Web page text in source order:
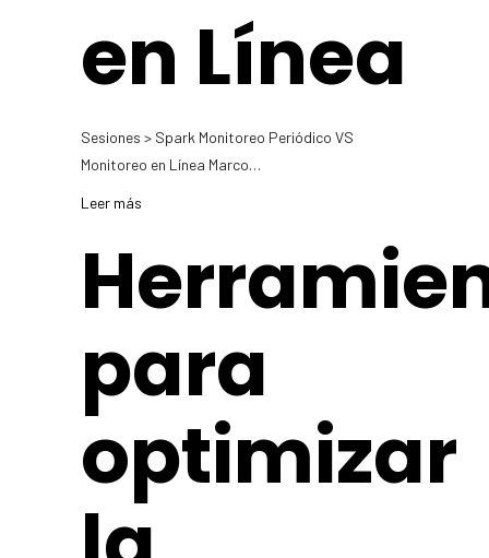
en Línea
Sesiones > Spark Monitoreo Periódico VS
Monitoreo en Línea Marco…
Leer más
para
optimizar